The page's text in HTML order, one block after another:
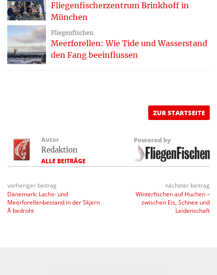
Fliegenfischerzentrum Brinkhoff in
München
Fliegenfischen
Meerforellen: Wie Tide und Wasserstand
den Fang beeinflussen
ZUR STARTSEITE
Autor
Redaktion
ALLE BEITRÄGE
Powered by
vorheriger beitrag
Dänemark: Lachs- und
Meerforellenbestand in der Skjern
Å bedroht
nächster beitrag
Winterfischen auf Huchen –
zwischen Eis, Schnee und
Leidenschaft